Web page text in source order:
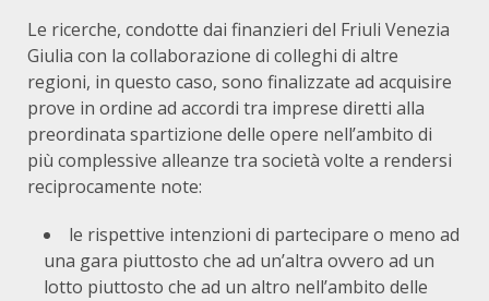
Le ricerche, condotte dai finanzieri del Friuli Venezia
Giulia con la collaborazione di colleghi di altre
regioni, in questo caso, sono finalizzate ad acquisire
prove in ordine ad accordi tra imprese diretti alla
preordinata spartizione delle opere nell’ambito di
più complessive alleanze tra società volte a rendersi
reciprocamente note:
le rispettive intenzioni di partecipare o meno ad
una gara piuttosto che ad un’altra ovvero ad un
lotto piuttosto che ad un altro nell’ambito delle